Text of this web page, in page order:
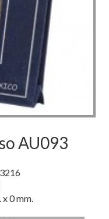
AU093
0 mm.